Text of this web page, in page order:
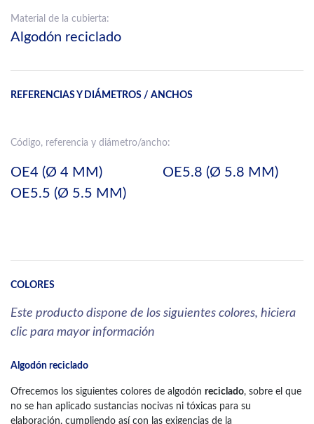
Material de la cubierta:
Algodón reciclado
REFERENCIAS Y DIÁMETROS / ANCHOS
Código, referencia y diámetro/ancho:
OE4 (Ø 4 MM)
OE5.5 (Ø 5.5 MM)
OE5.8 (Ø 5.8 MM)
COLORES
Este producto dispone de los siguientes colores, hiciera
clic para mayor información
Algodón reciclado
Ofrecemos los siguientes colores de algodón reciclado, sobre el que
no se han aplicado sustancias nocivas ni tóxicas para su
elaboración, cumpliendo así con las exigencias de la